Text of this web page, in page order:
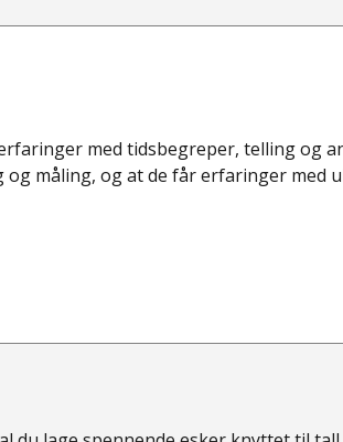
med tidsbegreper, telling og
måling, og at de får erfaringer med